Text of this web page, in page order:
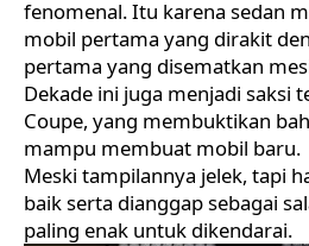
fenomenal. Itu karena sedan
mobil pertama yang dirakit
pertama yang disematkan
Dekade ini juga menjadi saksi
Coupe, yang membuktikan
mampu membuat mobil baru.
Meski tampilannya jelek, tapi
baik serta dianggap sebagai
paling enak untuk dikendarai.